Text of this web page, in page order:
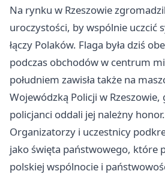
Na rynku w Rzeszowie
uroczystości, by wspólnie uczcić
łączy Polaków. Flaga była dziś
podczas obchodów w centrum
południem zawisła także na
Wojewódzką Policji w
policjanci oddali jej należny honor.
Organizatorzy i uczestnicy
jako święta państwowego, które
polskiej wspólnocie i